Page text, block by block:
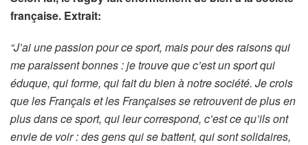
française. Extrait:
“J’ai une passion pour ce sport, mais pour des raisons qui
me paraissent bonnes : je trouve que c’est un sport qui
éduque, qui forme, qui fait du bien à notre société. Je crois
que les Français et les Françaises se retrouvent de plus en
plus dans ce sport, qui leur correspond, c’est ce qu’ils ont
envie de voir : des gens qui se battent, qui sont solidaires,